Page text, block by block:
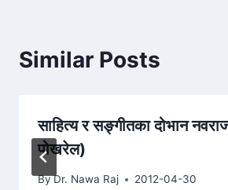
Similar Posts
साहित्य र सङ्गीतका दोभान
पोखरेल)
ByDr. Nawa Raj 2012-04-30